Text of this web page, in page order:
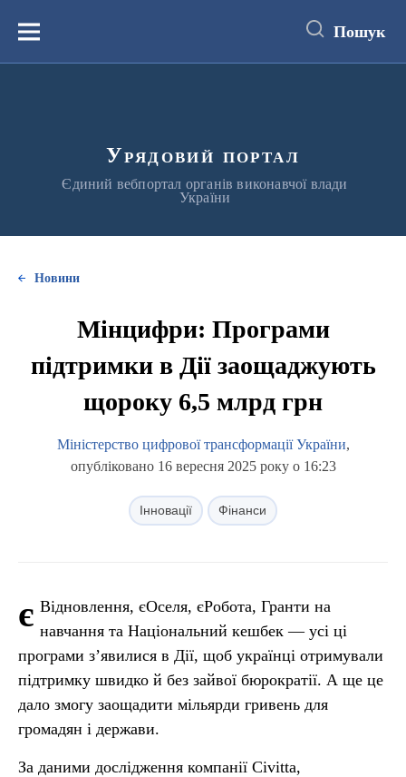
вмістуМеню Пошук
Урядовий портал
Єдиний вебпортал органів виконавчої влади
України
Новини
Мінцифри: Програми
підтримки в Дії заощаджують
щороку 6,5 млрд грн
Міністерство цифрової трансформації України,
опубліковано 16 вересня 2025 року о 16:23
Інновації Фінанси
є Відновлення, єОселя, єРобота, Гранти на
навчання та Національний кешбек — усі ці
програми з’явилися в Дії, щоб українці отримували
підтримку швидко й без зайвої бюрократії. А ще це
дало змогу заощадити мільярди гривень для
громадян і держави.
За даними дослідження компанії Civitta,